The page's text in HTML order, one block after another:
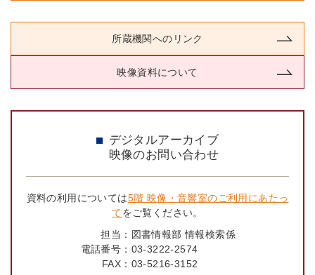
所蔵機関へのリンク
映像資料について
デジタルアーカイブ
映像のお問い合わせ
資料の利用については5階 映像・音響室のご利用にあたっ
てをご覧ください。
担当： 図書情報部 情報検索係
電話番号： 03-3222-2574
FAX： 03-5216-3152